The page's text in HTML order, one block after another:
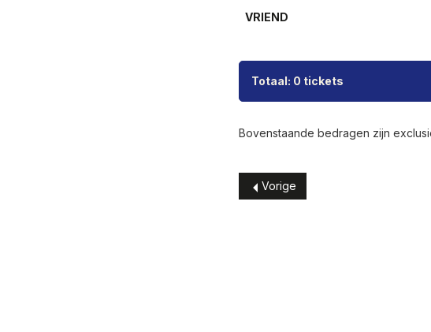
VRIEND
Totaal: 0 tickets
Bovenstaande bedragen zijn
Vorige